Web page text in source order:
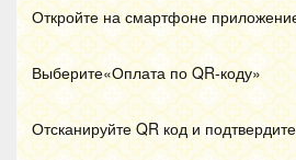
Откройте на смартфоне
Выберите«Оплата по QR-коду»
Отсканируйте QR код и